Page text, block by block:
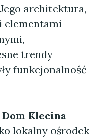
architektura,
elementami
trendy
funkcjonalność
Dom Klecina
lokalny ośrodek